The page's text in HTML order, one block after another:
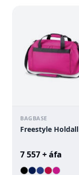
BAGBASE
Freestyle Holdall
7 557 + áfa